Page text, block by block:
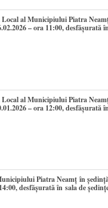
al Municipiului Piatra
– ora 11:00, desfășurată
al Municipiului Piatra
– ora 12:00, desfășurată
Piatra Neamţ în
desfășurată în sala de